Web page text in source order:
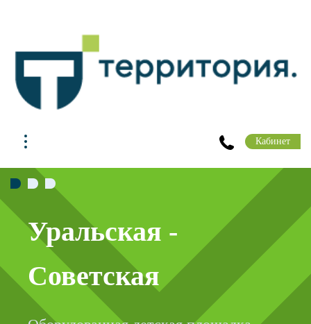
Кабинет
Клиентский сервис
Для вас открыты комфортабельные
флагманские офисы: